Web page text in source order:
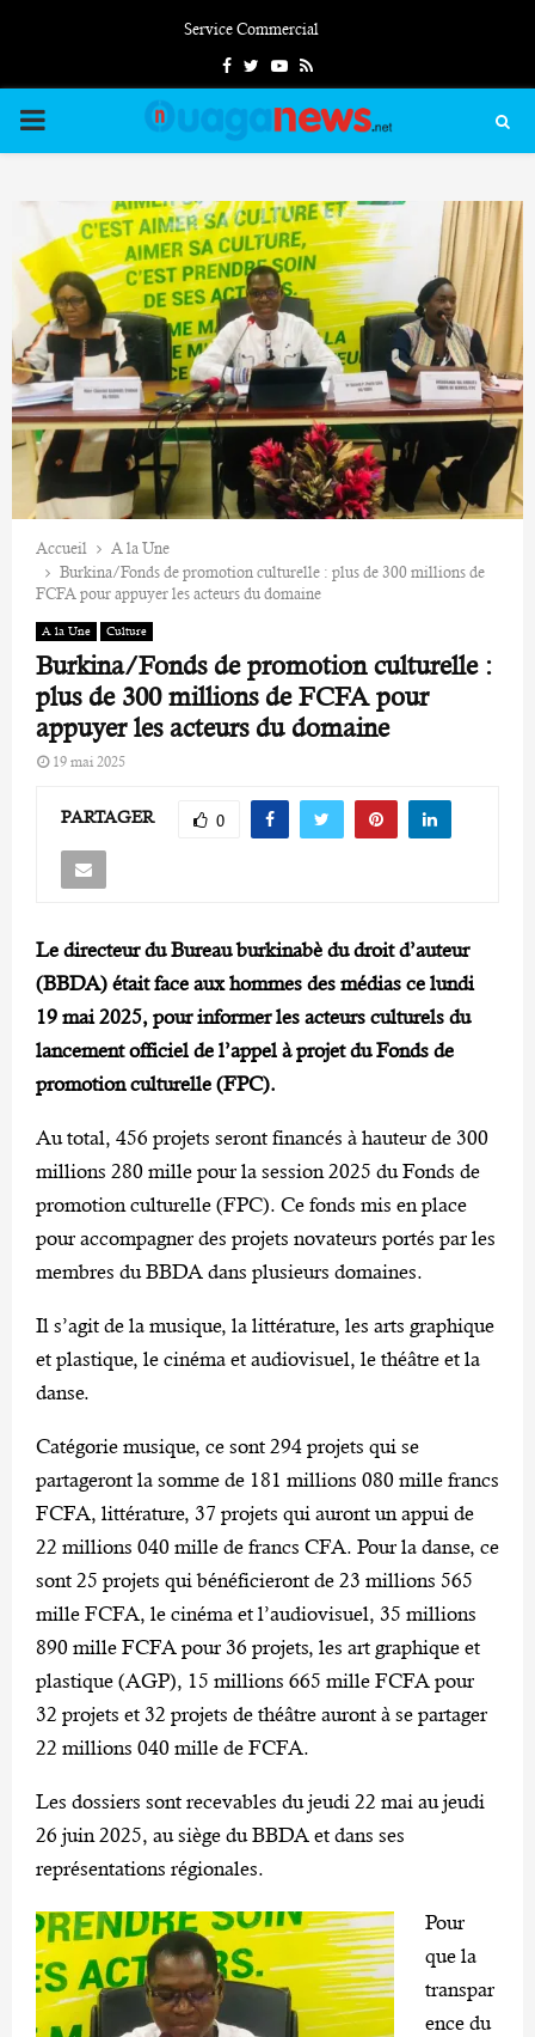
Service Commercial
FacebookTwitterYoutube
Rss
PRIMARY
Accueil
A la Une
Burkina/Fonds de promotion culturelle : plus de 300 millions de
FCFA pour appuyer les acteurs du domaine
A la Une Culture
Burkina/Fonds de promotion culturelle :
plus de 300 millions de FCFA pour
appuyer les acteurs du domaine
19 mai 2025
PARTAGER 0
Le directeur du Bureau burkinabè du droit d’auteur
(BBDA) était face aux hommes des médias ce lundi
19 mai 2025, pour informer les acteurs culturels du
lancement officiel de l’appel à projet du Fonds de
promotion culturelle (FPC).
Au total, 456 projets seront financés à hauteur de 300
millions 280 mille pour la session 2025 du Fonds de
promotion culturelle (FPC). Ce fonds mis en place
pour accompagner des projets novateurs portés par les
membres du BBDA dans plusieurs domaines.
Il s’agit de la musique, la littérature, les arts graphique
et plastique, le cinéma et audiovisuel, le théâtre et la
danse.
Catégorie musique, ce sont 294 projets qui se
partageront la somme de 181 millions 080 mille francs
FCFA, littérature, 37 projets qui auront un appui de
22 millions 040 mille de francs CFA. Pour la danse, ce
sont 25 projets qui bénéficieront de 23 millions 565
mille FCFA, le cinéma et l’audiovisuel, 35 millions
890 mille FCFA pour 36 projets, les art graphique et
plastique (AGP), 15 millions 665 mille FCFA pour
32 projets et 32 projets de théâtre auront à se partager
22 millions 040 mille de FCFA.
Les dossiers sont recevables du jeudi 22 mai au jeudi
26 juin 2025, au siège du BBDA et dans ses
représentations régionales.
Pour
que la
transpar
ence du